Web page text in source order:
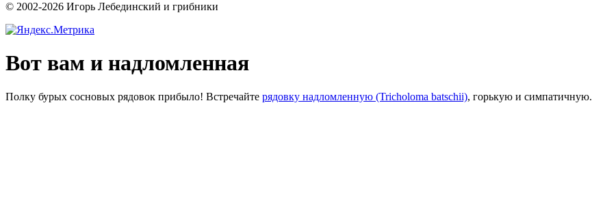
© 2002-2026 Игорь Лебединский и грибники
Вот вам и надломленная
Полку бурых сосновых рядовок прибыло! Встречайте рядовку надломленную (Tricholoma batschii), горькую и симпатичную.